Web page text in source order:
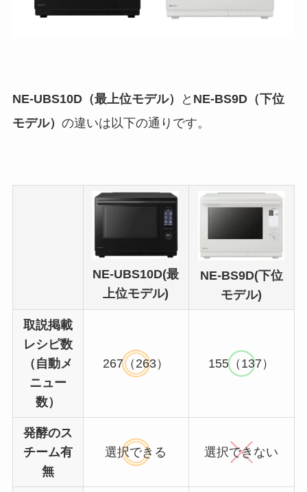
NE-UBS10D（最上位モデル） と NE-BS9D（下位
モデル） の違いは以下の通りです。
NE-UBS10D(最
上位モデル)
NE-BS9D(下位
モデル)
取説掲載
レシピ数
（自動メ
ニュー
数）
267（263） 155（137）
発酵のス
チーム有
無
選択できる 選択できない